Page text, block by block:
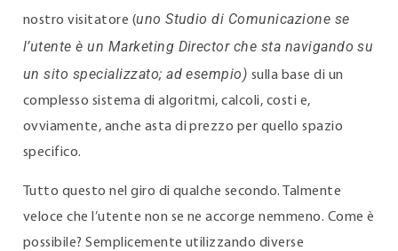
nostro visitatore (uno Studio di Comunicazione se
l’utente è un Marketing Director che sta navigando su
un sito specializzato; ad esempio) sulla base di un
complesso sistema di algoritmi, calcoli, costi e,
ovviamente, anche asta di prezzo per quello spazio
specifico.
Tutto questo nel giro di qualche secondo. Talmente
veloce che l’utente non se ne accorge nemmeno. Come è
possibile? Semplicemente utilizzando diverse